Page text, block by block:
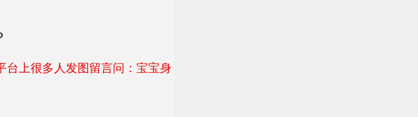
上很多人发图留言问：宝宝身